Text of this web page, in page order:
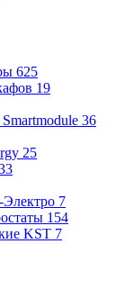
625
19
36
25
Электро 7
154
KST 7